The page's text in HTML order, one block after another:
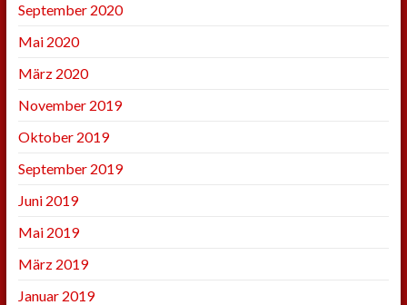
September 2020
Mai 2020
März 2020
November 2019
Oktober 2019
September 2019
Juni 2019
Mai 2019
März 2019
Januar 2019